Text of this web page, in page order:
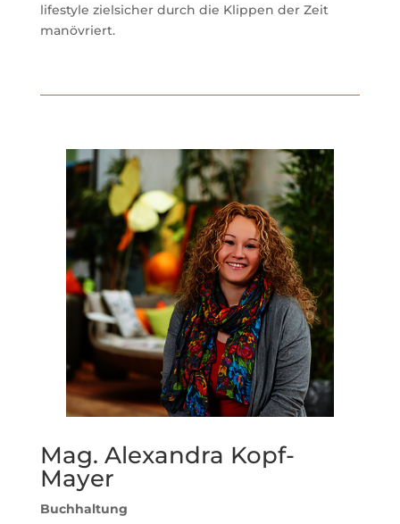
lifestyle zielsicher durch die Klippen der Zeit
manövriert.
Mag. Alexandra Kopf-
Mayer
Buchhaltung